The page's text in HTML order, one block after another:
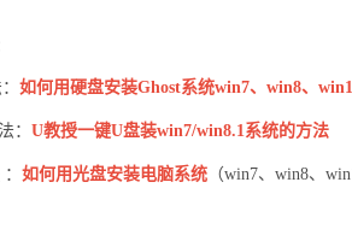
如何用硬盘安装Ghost系统win7、win8、
： U教授一键U盘装win7/win8.1系统的方法
如何用光盘安装电脑系统 （win7、win8、